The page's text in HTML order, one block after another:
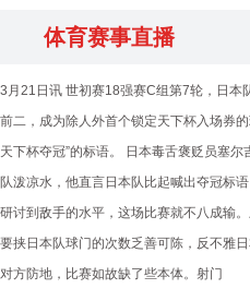
体育赛事直播
3月21日讯 世初赛18强赛C组第7轮，日本
前二，成为除人外首个锁定天下杯入场券
天下杯夺冠”的标语。 日本毒舌褒贬员塞
队泼凉水，他直言日本队比起喊出夺冠标
研讨到敌手的水平，这场比赛就不八成输
要挟日本队球门的次数乏善可陈，反不雅
对方防地，比赛如故缺了些本体。射门